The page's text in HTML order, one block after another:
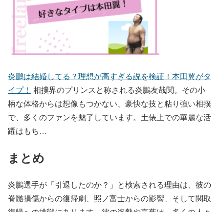
炎鵬は結婚してる？理想が高すぎる説を検証！本田翼がタ
イプ！ 相撲界のプリンスと称される炎鵬友哉関。その小
柄な体格からは想像もつかない、豪快な技と粘り強い相撲
で、多くのファンを魅了しています。土俵上での華麗な活
躍はもち…
まとめ
炎鵬選手が「引退したのか？」と検索される理由は、彼の
脊髄損傷からの復帰劇、照ノ富士からの影響、そして関取